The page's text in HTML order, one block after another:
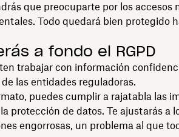
que preocuparte por los accesos
Todo quedará bien protegido
a fondo el RGPD
trabajar con información
las entidades reguladoras.
puedes cumplir a rajatabla las
protección de datos. Te ajustarás a
engorrosas, un problema al que